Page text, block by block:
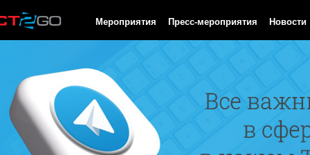
Мероприятия Пресс-мероприятия Новости